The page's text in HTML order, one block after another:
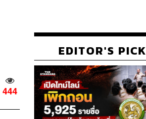
444
EDITOR'S PICK